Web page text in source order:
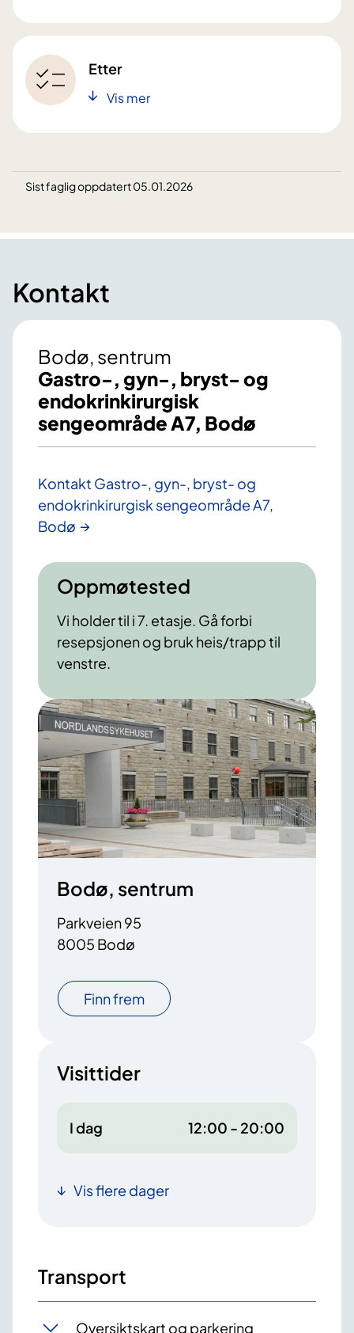
Etter
Vis mer
Sist faglig oppdatert 05.01.2026
Kontakt
Bodø, sentrum
Gastro-, gyn-, bryst- og
endokrinkirurgisk
sengeområde A7, Bodø
Kontakt Gastro-, gyn-, bryst- og
endokrinkirurgisk sengeområde A7,
Bodø
Oppmøtested
Vi holder til i 7. etasje. Gå forbi
resepsjonen og bruk heis/trapp til
venstre.
Bodø, sentrum
Parkveien 95
8005 Bodø
Finn frem
Visittider
I dag 12:00 - 20:00
Vis flere dager
Transport
Oversiktskart og parkering